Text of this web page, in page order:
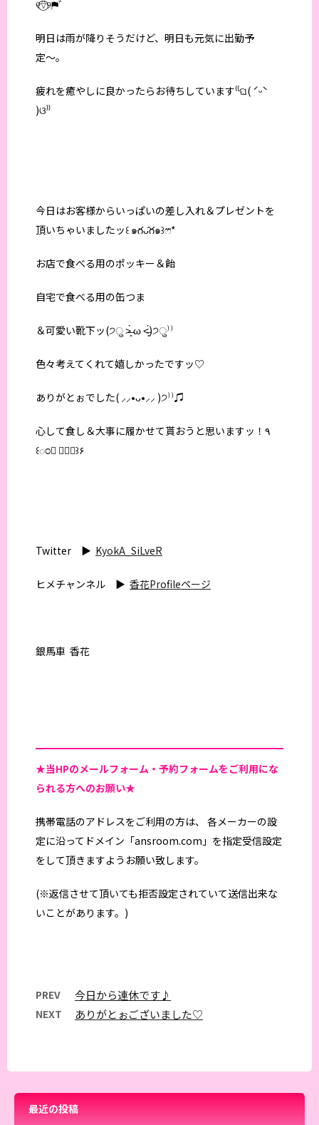
୧⍢⃝୨⚑゛
明日は雨が降りそうだけど、明日も元気に出勤予
定〜。
疲れを癒やしに良かったらお待ちしています⁽⁽ଘ( ˊᵕˋ
)ଓ⁾⁾
今日はお客様からいっぱいの差し入れ＆プレゼントを
頂いちゃいましたッ꒰ ๑ּగᴗ̂గ๑꒱ෆ⃛*
お店で食べる用のポッキー＆飴
自宅で食べる用の缶つま
＆可愛い靴下ッ(੭ु ˃̶͈̀ ω ˂̶͈́)੭ु⁾⁾
色々考えてくれて嬉しかったですッ♡
ありがとぉでした( ⸝⸝•ᴗ•⸝⸝ )੭⁾⁾♫
心して食し＆大事に履かせて貰おうと思いますッ！٩
꒰ಂ❛ ▿❛ಂ꒱۶
Twitter ▶︎ KyokA_SiLveR
ヒメチャンネル ▶︎ 香花Profileページ
銀馬車 香花
★当HPのメールフォーム・予約フォームをご利用にな
られる方へのお願い★
携帯電話のアドレスをご利用の方は、 各メーカーの設
定に沿ってドメイン「ansroom.com」を指定受信設定
をして頂きますようお願い致します。
(※返信させて頂いても拒否設定されていて送信出来な
いことがあります。)
PREV 今日から連休です♪
NEXT ありがとぉございました♡
最近の投稿